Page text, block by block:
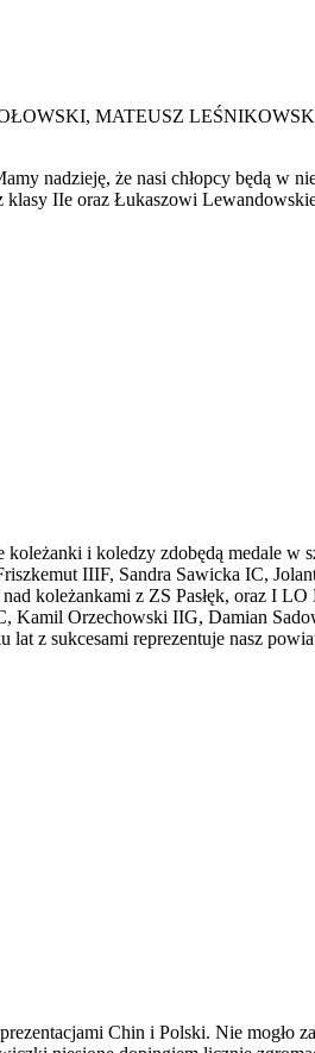
MATEUSZ
nadzieję, że nasi chłopcy będą w
klasy IIe oraz Łukaszowi
i koledzy zdobędą medale w
IIIF, Sandra Sawicka IC,
koleżankami z ZS Pasłęk, oraz I
Orzechowski IIG, Damian
lat z sukcesami reprezentuje nasz
Chin i Polski. Nie mogło